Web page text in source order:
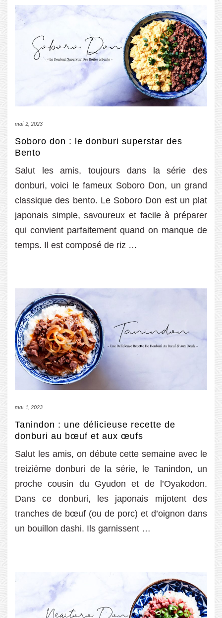
mai 2, 2023
Soboro don : le donburi superstar des
Bento
Salut les amis, toujours dans la série des
donburi, voici le fameux Soboro Don, un grand
classique des bento. Le Soboro Don est un plat
japonais simple, savoureux et facile à préparer
qui convient parfaitement quand on manque de
temps. Il est composé de riz …
mai 1, 2023
Tanindon : une délicieuse recette de
donburi au bœuf et aux œufs
Salut les amis, on débute cette semaine avec le
treizième donburi de la série, le Tanindon, un
proche cousin du Gyudon et de l’Oyakodon.
Dans ce donburi, les japonais mijotent des
tranches de bœuf (ou de porc) et d’oignon dans
un bouillon dashi. Ils garnissent …